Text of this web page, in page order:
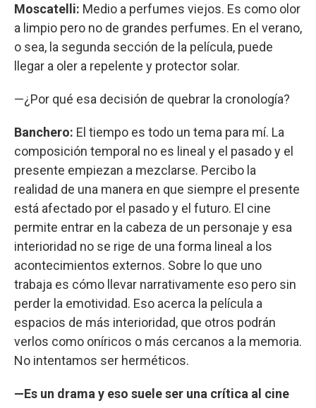
Moscatelli: Medio a perfumes viejos. Es como olor
a limpio pero no de grandes perfumes. En el verano,
o sea, la segunda sección de la película, puede
llegar a oler a repelente y protector solar.
—¿Por qué esa decisión de quebrar la cronología?
Banchero: El tiempo es todo un tema para mí. La
composición temporal no es lineal y el pasado y el
presente empiezan a mezclarse. Percibo la
realidad de una manera en que siempre el presente
está afectado por el pasado y el futuro. El cine
permite entrar en la cabeza de un personaje y esa
interioridad no se rige de una forma lineal a los
acontecimientos externos. Sobre lo que uno
trabaja es cómo llevar narrativamente eso pero sin
perder la emotividad. Eso acerca la película a
espacios de más interioridad, que otros podrán
verlos como oníricos o más cercanos a la memoria.
No intentamos ser herméticos.
—Es un drama y eso suele ser una crítica al cine